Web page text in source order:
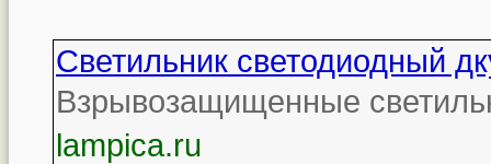
Светильник светодиодный
Взрывозащищенные
lampica.ru